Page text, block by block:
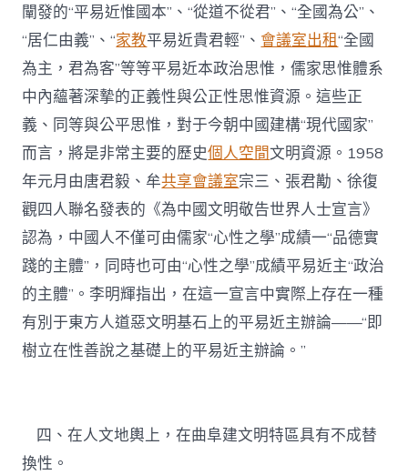
闡發的“平易近惟國本”、“從道不從君”、“全國為公”、
“居仁由義”、“家教平易近貴君輕”、會議室出租“全國
為主，君為客”等等平易近本政治思惟，儒家思惟體系
中內蘊著深摯的正義性與公正性思惟資源。這些正
義、同等與公平思惟，對于今朝中國建構“現代國家”
而言，將是非常主要的歷史個人空間文明資源。1958
年元月由唐君毅、牟共享會議室宗三、張君勱、徐復
觀四人聯名發表的《為中國文明敬告世界人士宣言》
認為，中國人不僅可由儒家“心性之學”成績一“品德實
踐的主體”，同時也可由“心性之學”成績平易近主“政治
的主體”。李明輝指出，在這一宣言中實際上存在一種
有別于東方人道惡文明基石上的平易近主辦論——“即
樹立在性善說之基礎上的平易近主辦論。”
四、在人文地輿上，在曲阜建文明特區具有不成替
換性。